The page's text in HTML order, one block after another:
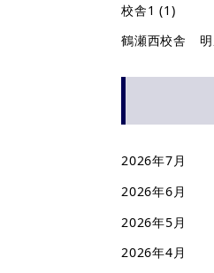
校舎1 (1)
鶴瀬西校舎 明
2026年7月
2026年6月
2026年5月
2026年4月